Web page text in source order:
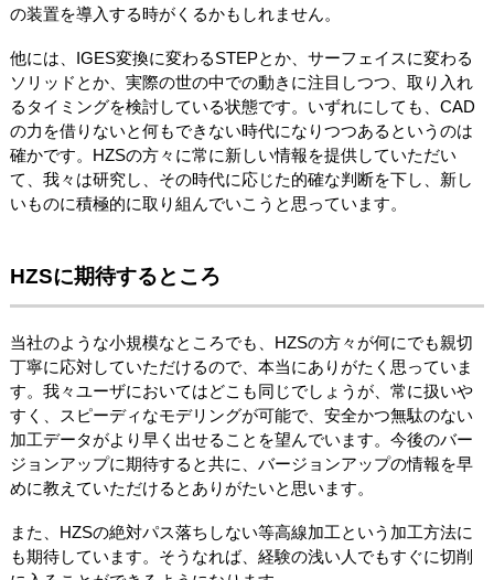
の装置を導入する時がくるかもしれません。
他には、IGES変換に変わるSTEPとか、サーフェイスに変わる
ソリッドとか、実際の世の中での動きに注目しつつ、取り入れ
るタイミングを検討している状態です。いずれにしても、CAD
の力を借りないと何もできない時代になりつつあるというのは
確かです。HZSの方々に常に新しい情報を提供していただい
て、我々は研究し、その時代に応じた的確な判断を下し、新し
いものに積極的に取り組んでいこうと思っています。
HZSに期待するところ
当社のような小規模なところでも、HZSの方々が何にでも親切
丁寧に応対していただけるので、本当にありがたく思っていま
す。我々ユーザにおいてはどこも同じでしょうが、常に扱いや
すく、スピーディなモデリングが可能で、安全かつ無駄のない
加工データがより早く出せることを望んでいます。今後のバー
ジョンアップに期待すると共に、バージョンアップの情報を早
めに教えていただけるとありがたいと思います。
また、HZSの絶対パス落ちしない等高線加工という加工方法に
も期待しています。そうなれば、経験の浅い人でもすぐに切削